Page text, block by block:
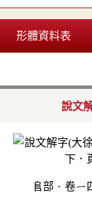
形體資料表
說文
𨸏部．卷一